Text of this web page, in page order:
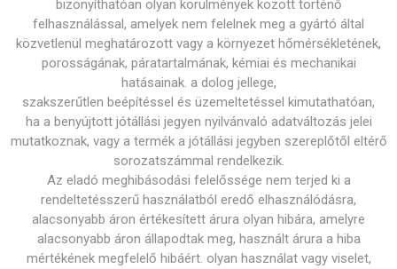
bizonyíthatóan olyan körülmények között történő
felhasználással, amelyek nem felelnek meg a gyártó által
közvetlenül meghatározott vagy a környezet hőmérsékletének,
porosságának, páratartalmának, kémiai és mechanikai
hatásainak. a dolog jellege,
szakszerűtlen beépítéssel és üzemeltetéssel kimutathatóan,
ha a benyújtott jótállási jegyen nyilvánvaló adatváltozás jelei
mutatkoznak, vagy a termék a jótállási jegyben szereplőtől eltérő
sorozatszámmal rendelkezik.
Az eladó meghibásodási felelőssége nem terjed ki a
rendeltetésszerű használatból eredő elhasználódásra,
alacsonyabb áron értékesített árura olyan hibára, amelyre
alacsonyabb áron állapodtak meg, használt árura a hiba
mértékének megfelelő hibáért. olyan használat vagy viselet,